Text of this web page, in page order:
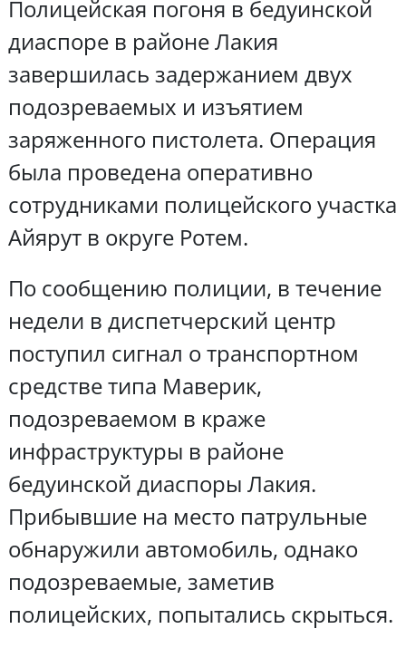
Полицейская погоня в бедуинской
диаспоре в районе Лакия
завершилась задержанием двух
подозреваемых и изъятием
заряженного пистолета. Операция
была проведена оперативно
сотрудниками полицейского участка
Айярут в округе Ротем.
По сообщению полиции, в течение
недели в диспетчерский центр
поступил сигнал о транспортном
средстве типа Маверик,
подозреваемом в краже
инфраструктуры в районе
бедуинской диаспоры Лакия.
Прибывшие на место патрульные
обнаружили автомобиль, однако
подозреваемые, заметив
полицейских, попытались скрыться.